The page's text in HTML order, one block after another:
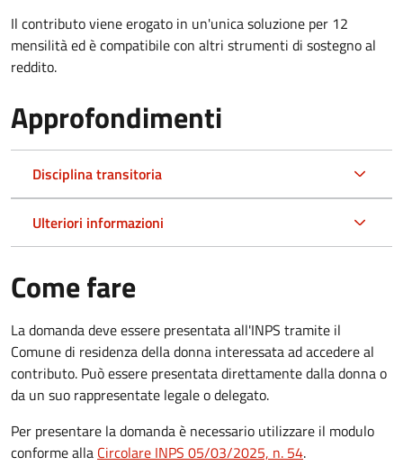
Il contributo viene erogato in un'unica soluzione per 12
mensilità ed è compatibile con altri strumenti di sostegno al
reddito.
Approfondimenti
Disciplina transitoria
Ulteriori informazioni
Come fare
La domanda deve essere presentata all'INPS tramite il
Comune di residenza della donna interessata ad accedere al
contributo. Può essere presentata direttamente dalla donna o
da un suo rappresentate legale o delegato.
Per presentare la domanda è necessario utilizzare il modulo
conforme alla Circolare INPS 05/03/2025, n. 54.